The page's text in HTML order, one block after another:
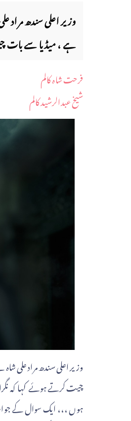
وزیر اعلی سندھ مراد
ہے ، میڈیا سے
فرحت شاہ کالم
شیخ عبدالرشید کالم
وزیر اعلی سندھ مراد علی
چیت کرتے ہوئے کہا کہ
ہوں ،،، ایک سوال کے جواب